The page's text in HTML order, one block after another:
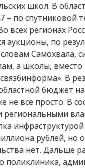
школ. В
– по спутниковой
всех регионах
аукционы, по
Самохвала,
а школы, вместо
В
бюджет
все просто. В
рублей, но
нет. Дальше
поликлиника,